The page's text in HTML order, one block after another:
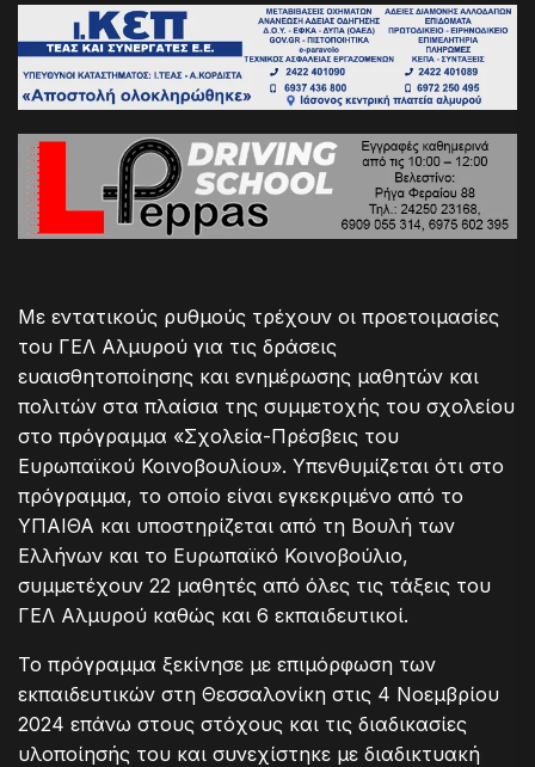
Με εντατικούς ρυθμούς τρέχουν οι προετοιμασίες
του ΓΕΛ Αλμυρού για τις δράσεις
ευαισθητοποίησης και ενημέρωσης μαθητών και
πολιτών στα πλαίσια της συμμετοχής του σχολείου
στο πρόγραμμα «Σχολεία-Πρέσβεις του
Ευρωπαϊκού Κοινοβουλίου». Υπενθυμίζεται ότι στο
πρόγραμμα, το οποίο είναι εγκεκριμένο από το
ΥΠΑΙΘΑ και υποστηρίζεται από τη Βουλή των
Ελλήνων και το Ευρωπαϊκό Κοινοβούλιο,
συμμετέχουν 22 μαθητές από όλες τις τάξεις του
ΓΕΛ Αλμυρού καθώς και 6 εκπαιδευτικοί.
Το πρόγραμμα ξεκίνησε με επιμόρφωση των
εκπαιδευτικών στη Θεσσαλονίκη στις 4 Νοεμβρίου
2024 επάνω στους στόχους και τις διαδικασίες
υλοποίησής του και συνεχίστηκε με διαδικτυακή